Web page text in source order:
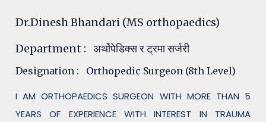
Dr.Dinesh Bhandari (MS orthopaedics)
Department : अर्थोपेडिक्स र ट्रमा सर्जरी
Designation : Orthopedic Surgeon (8th Level)
I AM ORTHOPAEDICS SURGEON WITH MORE THAN 5
YEARS OF EXPERIENCE WITH INTEREST IN TRAUMA